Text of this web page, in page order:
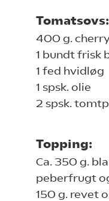
Tomatsovs:
400 g.
1 bundt frisk
1 fed hvidløg
1 spsk. olie
2 spsk.
Topping:
Ca. 350 g.
peberfrugt
150 g. revet